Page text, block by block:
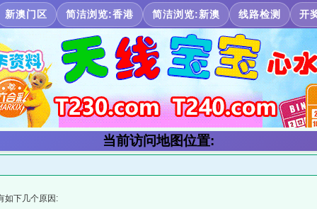
新澳门区 简洁浏览:香港 简洁浏览:新澳 线路检测 开
当前访问地图位置:
如下几个原因: